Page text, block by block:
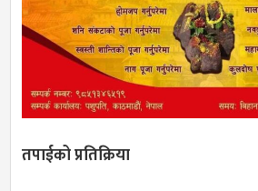
तपाईको प्रतिक्रिया